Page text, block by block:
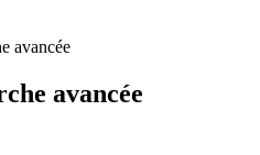
avancée
avancée